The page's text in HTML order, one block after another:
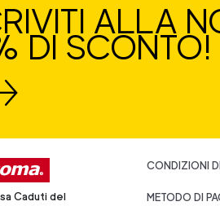
ALLA
DI SCONTO!
Caduti del
CONDIZIONI
METODO DI